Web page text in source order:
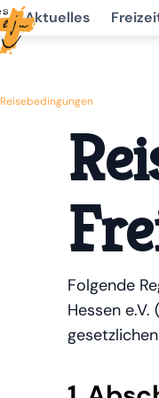
Aktuelles
Reisebedingungen
Folgende
Hessen